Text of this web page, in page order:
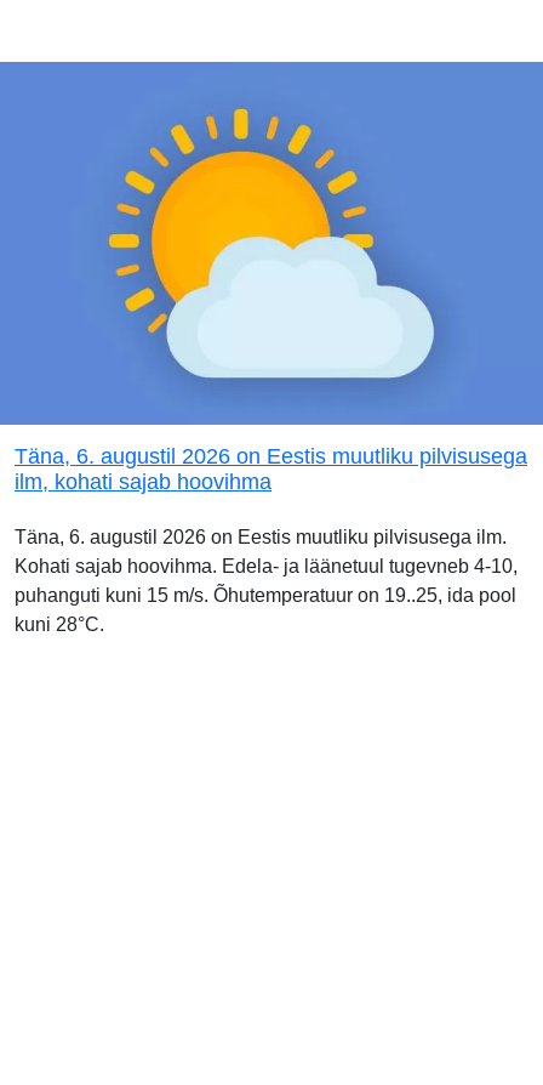
Täna, 6. augustil 2026 on Eestis muutliku pilvisusega
ilm, kohati sajab hoovihma
Täna, 6. augustil 2026 on Eestis muutliku pilvisusega ilm.
Kohati sajab hoovihma. Edela- ja läänetuul tugevneb 4-10,
puhanguti kuni 15 m/s. Õhutemperatuur on 19..25, ida pool
kuni 28°C.